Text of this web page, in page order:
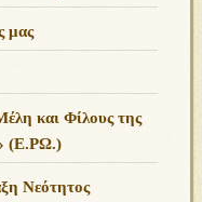
μας
και Φίλους της
Νεότητος